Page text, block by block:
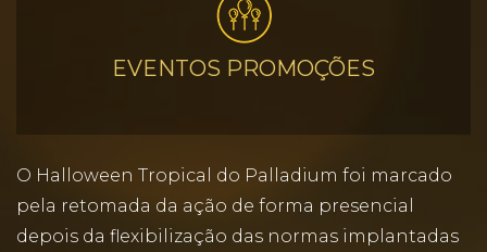
EVENTOS PROMOÇÕES
O Halloween Tropical do Palladium foi marcado
pela retomada da ação de forma presencial
depois da flexibilização das normas implantadas